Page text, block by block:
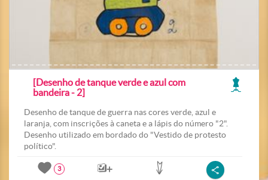
[Desenho de tanque verde e azul com
bandeira - 2]
Desenho de tanque de guerra nas cores verde, azul e
laranja, com inscrições à caneta e a lápis do número "2".
Desenho utilizado em bordado do "Vestido de protesto
político".
3